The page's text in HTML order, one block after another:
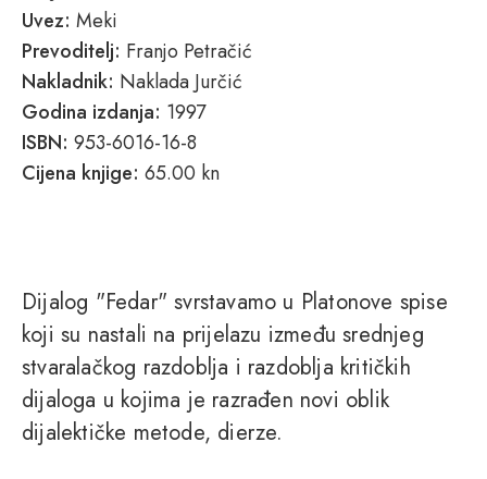
Uvez: Meki
Prevoditelj: Franjo Petračić
Nakladnik: Naklada Jurčić
Godina izdanja: 1997
ISBN: 953-6016-16-8
Cijena knjige: 65.00 kn
Dijalog "Fedar" svrstavamo u Platonove spise
koji su nastali na prijelazu između srednjeg
stvaralačkog razdoblja i razdoblja kritičkih
dijaloga u kojima je razrađen novi oblik
dijalektičke metode, dierze.